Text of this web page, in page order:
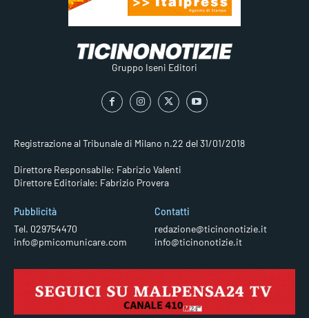
Gruppo Iseni Editori
Registrazione al Tribunale di Milano n.22 del 31/01/2018
Direttore Responsabile: Fabrizio Valenti
Direttore Editoriale: Fabrizio Provera
Pubblicità
Tel. 029754470
info@pmicomunicare.com
Contatti
redazione@ticinonotizie.it
info@ticinonotizie.it